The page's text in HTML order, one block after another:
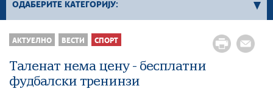
ОДАБЕРИТЕ КАТЕГОРИЈУ:
Све вести
Сервисне Информације
Генерално
АКТУЕЛНО ВЕСТИ СПОРТ
Таленат нема цену - бесплатни
фудбалски тренинзи